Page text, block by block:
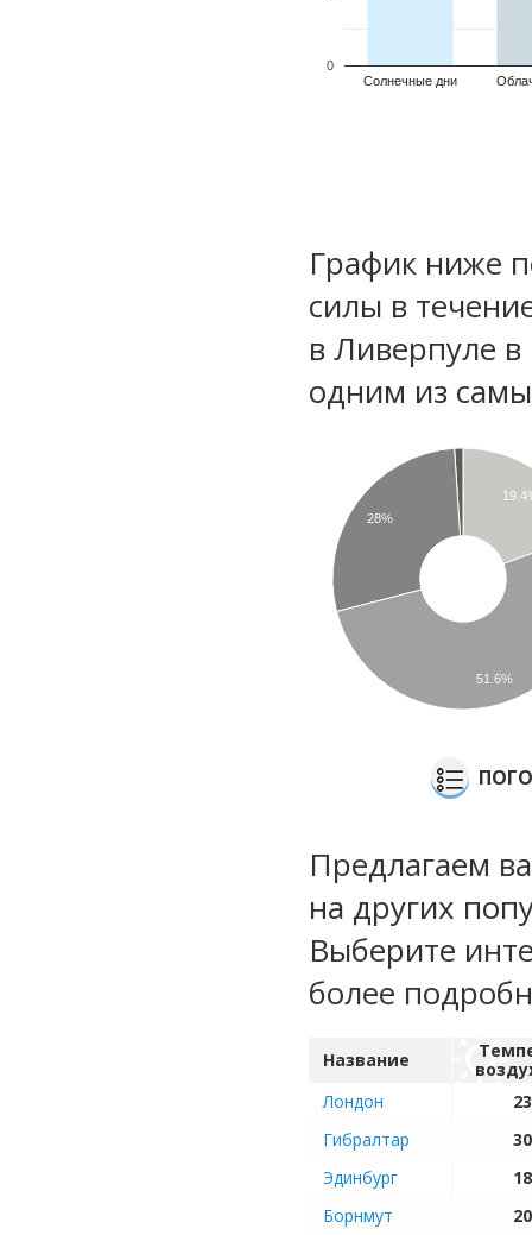
Солнечные дни
0
График ниже
силы в
в Ливерпуле
одним из
28%
51.6%
Предлагаем
на других
Выберите
более
Название
Лондон
Гибралтар
Эдинбург
Борнмут